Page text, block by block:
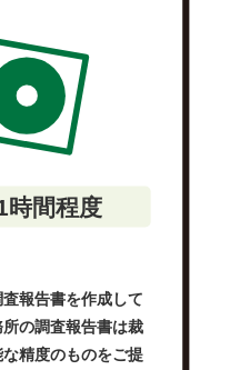
時間程度
報告書を作成して
の調査報告書は裁
精度のものをご提